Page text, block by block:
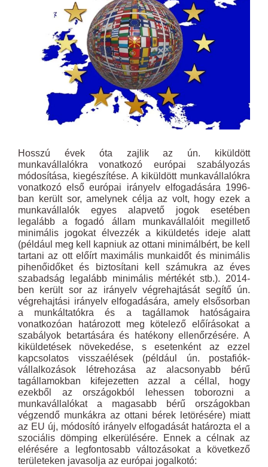
Hosszú évek óta zajlik az ún. kiküldött
munkavállalókra vonatkozó európai szabályozás
módosítása, kiegészítése. A kiküldött munkavállalókra
vonatkozó első európai irányelv elfogadására 1996-
ban került sor, amelynek célja az volt, hogy ezek a
munkavállalók egyes alapvető jogok esetében
legalább a fogadó állam munkavállalóit megillető
minimális jogokat élvezzék a kiküldetés ideje alatt
(például meg kell kapniuk az ottani minimálbért, be kell
tartani az ott előírt maximális munkaidőt és minimális
pihenőidőket és biztosítani kell számukra az éves
szabadság legalább minimális mértékét stb.). 2014-
ben került sor az irányelv végrehajtását segítő ún.
végrehajtási irányelv elfogadására, amely elsősorban
a munkáltatókra és a tagállamok hatóságaira
vonatkozóan határozott meg kötelező előírásokat a
szabályok betartására és hatékony ellenőrzésére. A
kiküldetések növekedése, s esetenként az ezzel
kapcsolatos visszaélések (például ún. postafiók-
vállalkozások létrehozása az alacsonyabb bérű
tagállamokban kifejezetten azzal a céllal, hogy
ezekből az országokból lehessen toborozni a
munkavállalókat a magasabb bérű országokban
végzendő munkákra az ottani bérek letörésére) miatt
az EU új, módosító irányelv elfogadását határozta el a
szociális dömping elkerülésére. Ennek a célnak az
elérésére a legfontosabb változásokat a következő
területeken javasolja az európai jogalkotó: